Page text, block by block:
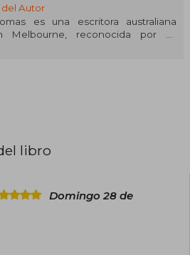
del Autor
es una escritora australiana
Melbourne, reconocida por su
a la literatura infantil. Trabajó como
Paul. La serie ha vendido más de
de copias y ha sido traducida a
idiomas . Entre los títulos más
se encuentran Winnie in Winter
libro
Domingo 28 de